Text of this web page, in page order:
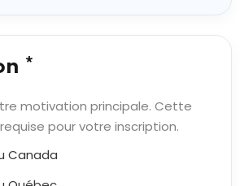
*
motivation principale. Cette
pour votre inscription.
Canada